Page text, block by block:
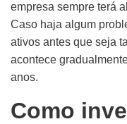
empresa sempre terá
Caso haja algum
ativos antes que seja
acontece
anos.
Como